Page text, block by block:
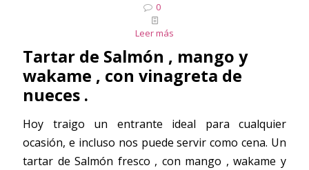
0
Leer más
Tartar de Salmón , mango y
wakame , con vinagreta de
nueces .
Hoy traigo un entrante ideal para cualquier
ocasión, e incluso nos puede servir como cena. Un
tartar de Salmón fresco , con mango , wakame y